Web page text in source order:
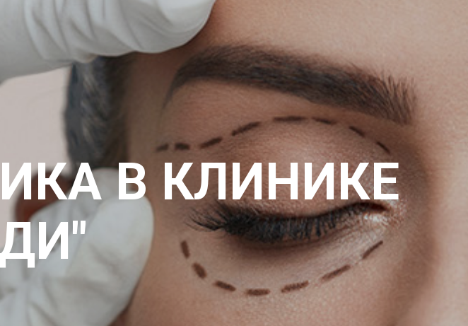
В КЛИНИКЕ